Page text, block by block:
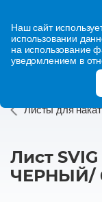
Наш сайт
использовании
на использование
уведомлением в
Листы для
Лист SVIG
ЧЕРНЫЙ/